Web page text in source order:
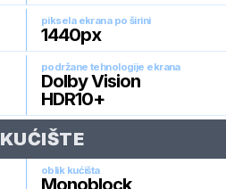
piksela ekrana po širini
1440px
podržane tehnologije ekrana
Dolby Vision
HDR10+
KUĆIŠTE
oblik kućišta
Monoblock